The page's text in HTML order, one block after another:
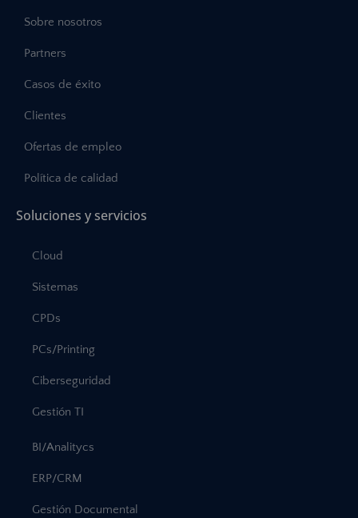
Sobre nosotros
Partners
Casos de éxito
Clientes
Ofertas de empleo
Política de calidad
Soluciones y servicios
Cloud
Sistemas
CPDs
PCs/Printing
Ciberseguridad
Gestión TI
BI/Analitycs
ERP/CRM
Gestión Documental